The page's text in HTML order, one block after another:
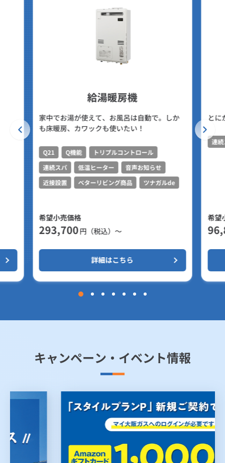
給湯暖房機
家中でお湯が使えて、お風呂は自動で。しか
も床暖房、カワックも使いたい！
Q21 Q機能
トリプルコントロール
連続スパ
低温ヒーター
音声お知らせ
近接設置
ベターリビング商品 ツナガルde
希望小売価格
293,700円（税込）～
詳細はこちら
とに
連
希望
キャンペーン・イベント情報